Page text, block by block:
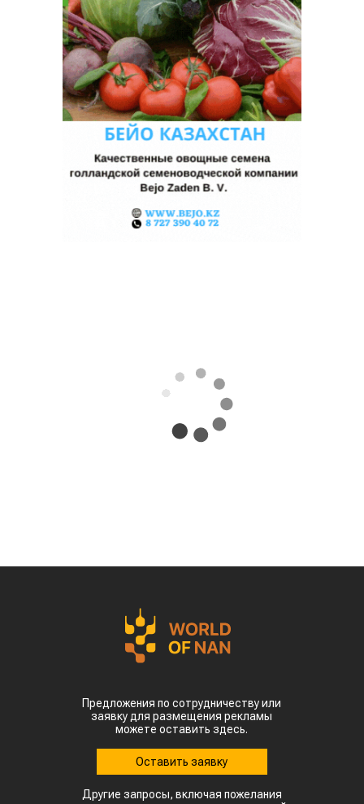
Предложения по сотрудничеству или
заявку для размещения рекламы
можете оставить здесь.
Оставить заявку
Другие запросы, включая пожелания